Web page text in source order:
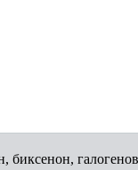
биксенон,